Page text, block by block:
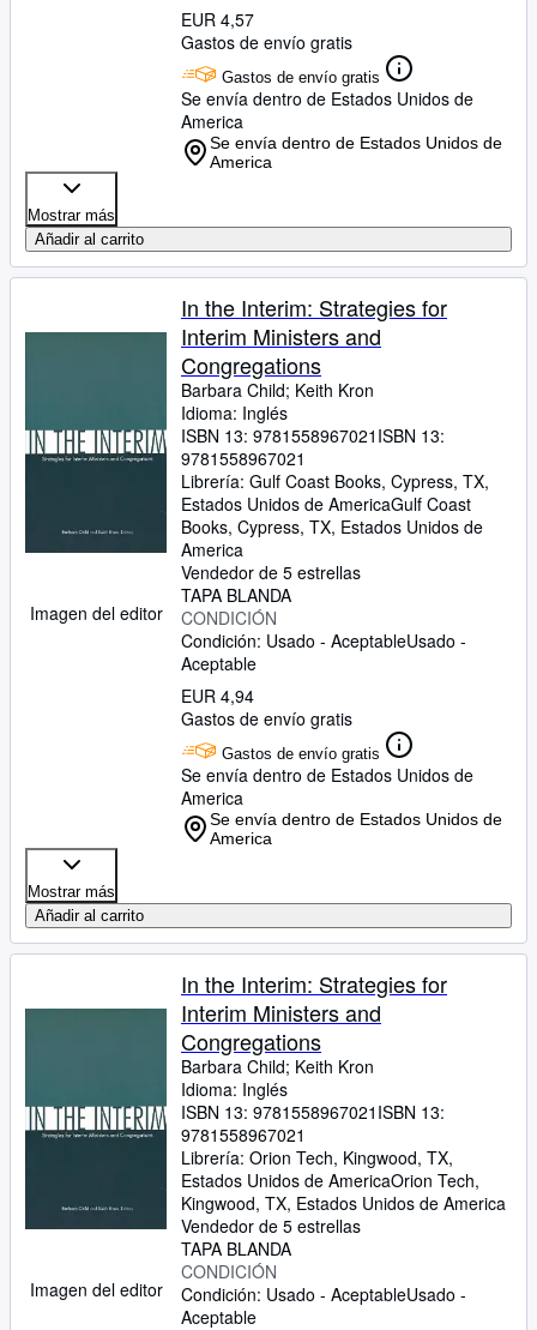
EUR 4,57
Gastos de envío gratis
Gastos de envío gratis
Se envía dentro de Estados Unidos de
America
Se envía dentro de Estados Unidos de
America
Mostrar más
Añadir al carrito
Imagen del editor
In the Interim: Strategies for
Interim Ministers and
Congregations
Barbara Child; Keith Kron
Idioma: Inglés
ISBN 13: 9781558967021 ISBN 13:
9781558967021
Librería: Gulf Coast Books, Cypress, TX,
Estados Unidos de AmericaGulf Coast
Books, Cypress, TX, Estados Unidos de
America
Vendedor de 5 estrellas
TAPA BLANDA
CONDICIÓN
Condición: Usado - AceptableUsado -
Aceptable
EUR 4,94
Gastos de envío gratis
Gastos de envío gratis
Se envía dentro de Estados Unidos de
America
Se envía dentro de Estados Unidos de
America
Mostrar más
Añadir al carrito
Imagen del editor
In the Interim: Strategies for
Interim Ministers and
Congregations
Barbara Child; Keith Kron
Idioma: Inglés
ISBN 13: 9781558967021 ISBN 13:
9781558967021
Librería: Orion Tech, Kingwood, TX,
Estados Unidos de AmericaOrion Tech,
Kingwood, TX, Estados Unidos de America
Vendedor de 5 estrellas
TAPA BLANDA
CONDICIÓN
Condición: Usado - AceptableUsado -
Aceptable